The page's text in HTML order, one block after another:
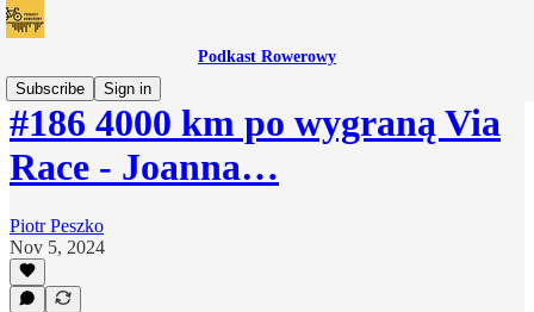
Podkast Rowerowy
Subscribe
Sign in
#186 4000 km po wygraną Via
Race - Joanna…
Piotr Peszko
Nov 5, 2024